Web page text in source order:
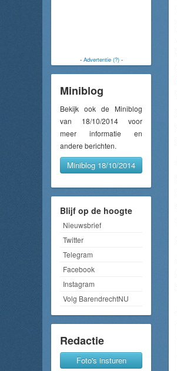
- Advertentie (?)-
Miniblog
Bekijk ook de Miniblog
van 18/10/2014 voor
meer informatie en
andere berichten.
Miniblog 18/10/2014
Blijf op de hoogte
Nieuwsbrief
Twitter
Telegram
Facebook
Instagram
Volg BarendrechtNU
Redactie
Foto's insturen